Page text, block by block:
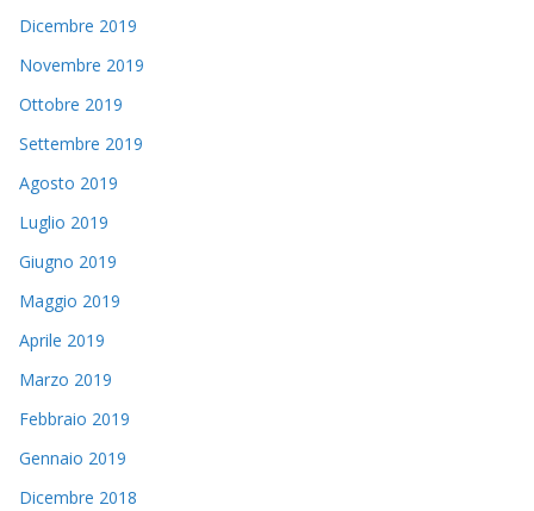
Dicembre 2019
Novembre 2019
Ottobre 2019
Settembre 2019
Agosto 2019
Luglio 2019
Giugno 2019
Maggio 2019
Aprile 2019
Marzo 2019
Febbraio 2019
Gennaio 2019
Dicembre 2018